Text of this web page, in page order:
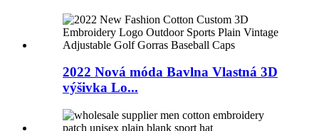
2022 Nová móda Bavlna Vlastná 3D
výšivka Lo...